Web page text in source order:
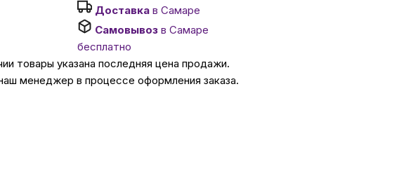
Доставкав Самаре
Самовывозв Самаре
бесплатно
товары указана последняя цена продажи.
менеджер в процессе оформления заказа.